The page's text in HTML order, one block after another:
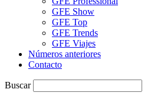
GFE Show
GFE Top
GFE Trends
GFE Viajes
Números anteriores
Contacto
Buscar